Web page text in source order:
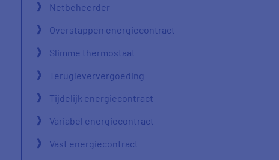
Netbeheerder
Overstappen energiecontract
Slimme thermostaat
Terugleververgoeding
Tijdelijk energiecontract
Variabel energiecontract
Vast energiecontract